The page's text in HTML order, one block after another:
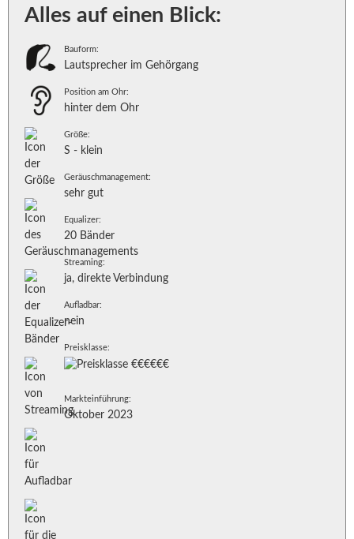
Alles auf einen Blick:
Bauform:
Lautsprecher im Gehörgang
Position am Ohr:
hinter dem Ohr
Größe:
S - klein
Geräuschmanagement:
sehr gut
Equalizer:
20 Bänder
Streaming:
ja, direkte Verbindung
Aufladbar:
nein
Preisklasse:
Markteinführung:
Oktober 2023